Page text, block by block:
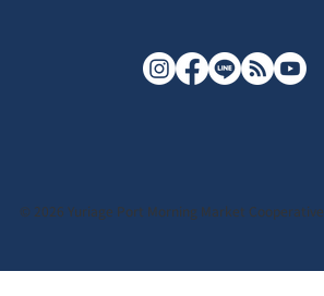
© 2026 Yuriage Port Morning Market Cooperative